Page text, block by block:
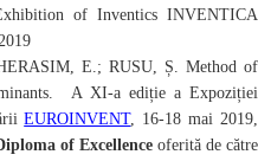
of Inventics INVENTICA
E.; RUSU, Ș. Method of
A XI-a ediție a Expoziției
EUROINVENT, 16-18 mai 2019,
of Excellence oferită de către